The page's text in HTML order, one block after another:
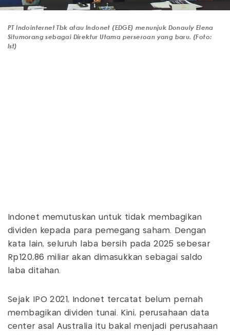
PT Indointernet Tbk atau Indonet (EDGE) menunjuk Donauly Elena
Situmorang sebagai Direktur Utama perseroan yang baru. (Foto:
Ist)
Indonet memutuskan untuk tidak membagikan
dividen kepada para pemegang saham. Dengan
kata lain, seluruh laba bersih pada 2025 sebesar
Rp120,86 miliar akan dimasukkan sebagai saldo
laba ditahan.
Sejak IPO 2021, Indonet tercatat belum pernah
membagikan dividen tunai. Kini, perusahaan data
center asal Australia itu bakal menjadi perusahaan